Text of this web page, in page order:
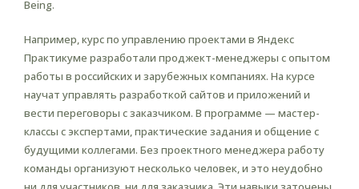
Being.
Например, курс по управлению проектами в Яндекс
Практикуме разработали проджект-менеджеры c опытом
работы в российских и зарубежных компаниях. На курсе
научат управлять разработкой сайтов и приложений и
вести переговоры с заказчиком. В программе — мастер-
классы с экспертами, практические задания и общение с
будущими коллегами. Без проектного менеджера работу
команды организуют несколько человек, и это неудобно